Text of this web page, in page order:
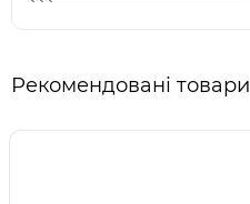
```
Рекомендовані товари